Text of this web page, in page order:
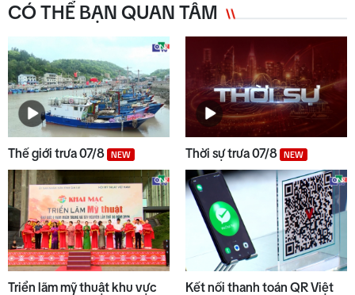
CÓ THỂ BẠN QUAN TÂM
Thế giới trưa 07/8 NEW Thời sự trưa 07/8 NEW
Triển lãm mỹ thuật khu vực
Kết nối thanh toán QR Việt